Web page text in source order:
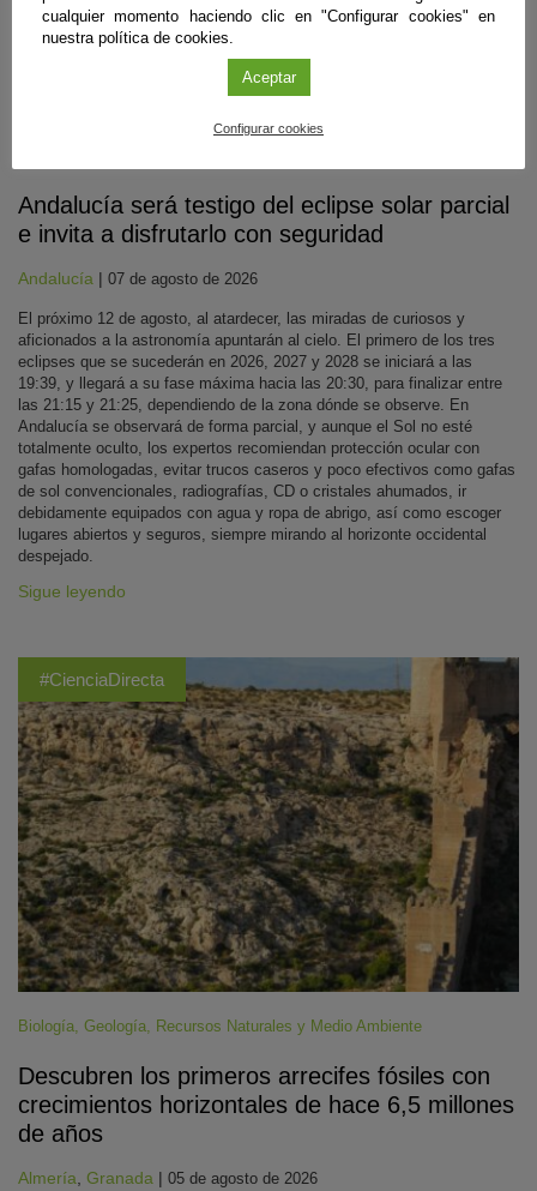
Andalucía será testigo del eclipse solar parcial
e invita a disfrutarlo con seguridad
Andalucía | 07 de agosto de 2026
El próximo 12 de agosto, al atardecer, las miradas de curiosos y
aficionados a la astronomía apuntarán al cielo. El primero de los tres
eclipses que se sucederán en 2026, 2027 y 2028 se iniciará a las
19:39, y llegará a su fase máxima hacia las 20:30, para finalizar entre
las 21:15 y 21:25, dependiendo de la zona dónde se observe. En
Andalucía se observará de forma parcial, y aunque el Sol no esté
totalmente oculto, los expertos recomiendan protección ocular con
gafas homologadas, evitar trucos caseros y poco efectivos como gafas
de sol convencionales, radiografías, CD o cristales ahumados, ir
debidamente equipados con agua y ropa de abrigo, así como escoger
lugares abiertos y seguros, siempre mirando al horizonte occidental
despejado.
Sigue leyendo
#CienciaDirecta
Biología Geología Recursos Naturales y Medio Ambiente
Descubren los primeros arrecifes fósiles con
crecimientos horizontales de hace 6,5 millones
de años
Almería Granada | 05 de agosto de 2026
cualquier momento haciendo clic en "Configurar cookies" en
nuestra política de cookies.
Aceptar
Configurar cookies